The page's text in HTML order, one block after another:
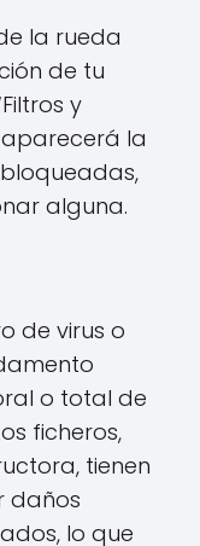
la rueda
de tu
y
la
alguna.
de virus o
o total de
ficheros,
tienen
daños
lo que